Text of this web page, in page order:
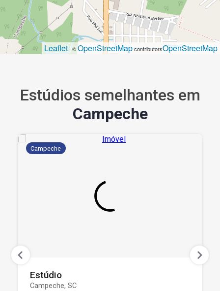
Leaflet | ©OpenStreetMapcontributorsOpenStreetMap
Estúdios semelhantes em
Campeche
Campeche
Estúdio
Campeche, SC